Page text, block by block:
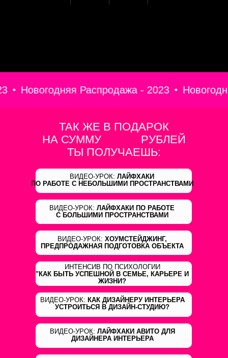
Распродажа - 2023 Новогодняя
ВИДЕО-УРОК: ЛАЙФХАКИ
ПО РАБОТЕ С НЕБОЛЬШИМИ ПРОСТРАНСТВАМИ
ВИДЕО-УРОК: ХОУМСТЕЙДЖИНГ,
ПРЕДПРОДАЖНАЯ ПОДГОТОВКА ОБЪЕКТА
ИНТЕНСИВ ПО ПСИХОЛОГИИ
"КАК БЫТЬ УСПЕШНОЙ В СЕМЬЕ, КАРЬЕРЕ И
ЖИЗНИ?
ВИДЕО-УРОК: ЛАЙФХАКИ ПО РАБОТЕ
С БОЛЬШИМИ ПРОСТРАНСТВАМИ
ВИДЕО-УРОК: ЛАЙФХАКИ АВИТО ДЛЯ
ДИЗАЙНЕРА ИНТЕРЬЕРА
ВИДЕО-УРОК: КАК ДИЗАЙНЕРУ ИНТЕРЬЕРА
УСТРОИТЬСЯ В ДИЗАЙН-СТУДИЮ?
ТАК ЖЕ В ПОДАРОК
НА СУММУ
РУБЛЕЙ
ТЫ ПОЛУЧАЕШЬ: